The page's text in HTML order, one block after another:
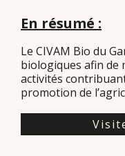
En résumé :
Le CIVAM Bio du
biologiques afin
activités
promotion de